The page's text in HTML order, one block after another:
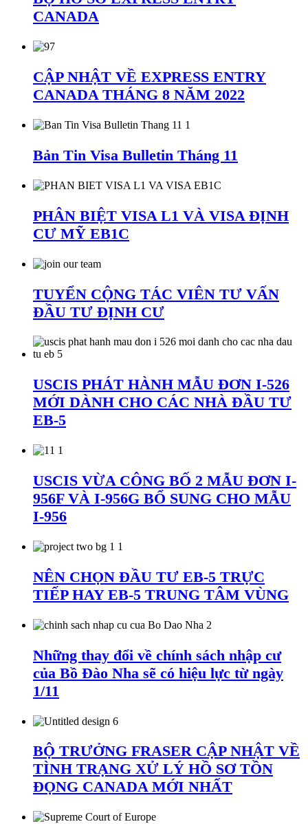
CANADA
CẬP NHẬT VỀ EXPRESS ENTRY
CANADA THÁNG 8 NĂM 2022
Bản Tin Visa Bulletin Tháng 11
PHÂN BIỆT VISA L1 VÀ VISA ĐỊNH
CƯ MỸ EB1C
TUYỂN CỘNG TÁC VIÊN TƯ VẤN
ĐẦU TƯ ĐỊNH CƯ
USCIS PHÁT HÀNH MẪU ĐƠN I-526
MỚI DÀNH CHO CÁC NHÀ ĐẦU TƯ
EB-5
USCIS VỪA CÔNG BỐ 2 MẪU ĐƠN I-
956F VÀ I-956G BỔ SUNG CHO MẪU
I-956
NÊN CHỌN ĐẦU TƯ EB-5 TRỰC
TIẾP HAY EB-5 TRUNG TÂM VÙNG
Những thay đổi về chính sách nhập cư
của Bồ Đào Nha sẽ có hiệu lực từ ngày
1/11
BỘ TRƯỞNG FRASER CẬP NHẬT VỀ
TÌNH TRẠNG XỬ LÝ HỒ SƠ TỒN
ĐỌNG CANADA MỚI NHẤT